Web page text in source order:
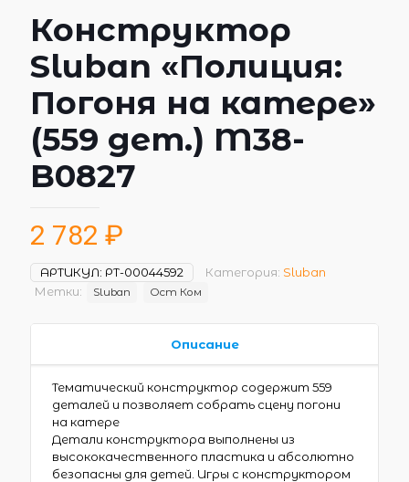
Конструктор
Sluban «Полиция:
Погоня на катере»
(559 дет.) M38-
B0827
2 782 ₽
АРТИКУЛ: РТ-00044592 Категория: Sluban
Метки:
Sluban Ост Ком
Описание
Тематический конструктор содержит 559
деталей и позволяет собрать сцену погони
на катере
Детали конструктора выполнены из
высококачественного пластика и абсолютно
безопасны для детей. Игры с конструктором